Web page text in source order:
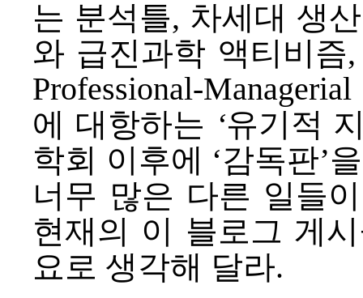
는 분석틀, 차세대 생
와 급진과학 액티비즘
Professional-
에 대항하는 ‘유기적
학회 이후에 ‘감독판’
너무 많은 다른 일들
현재의 이 블로그 게
요로 생각해 달라.